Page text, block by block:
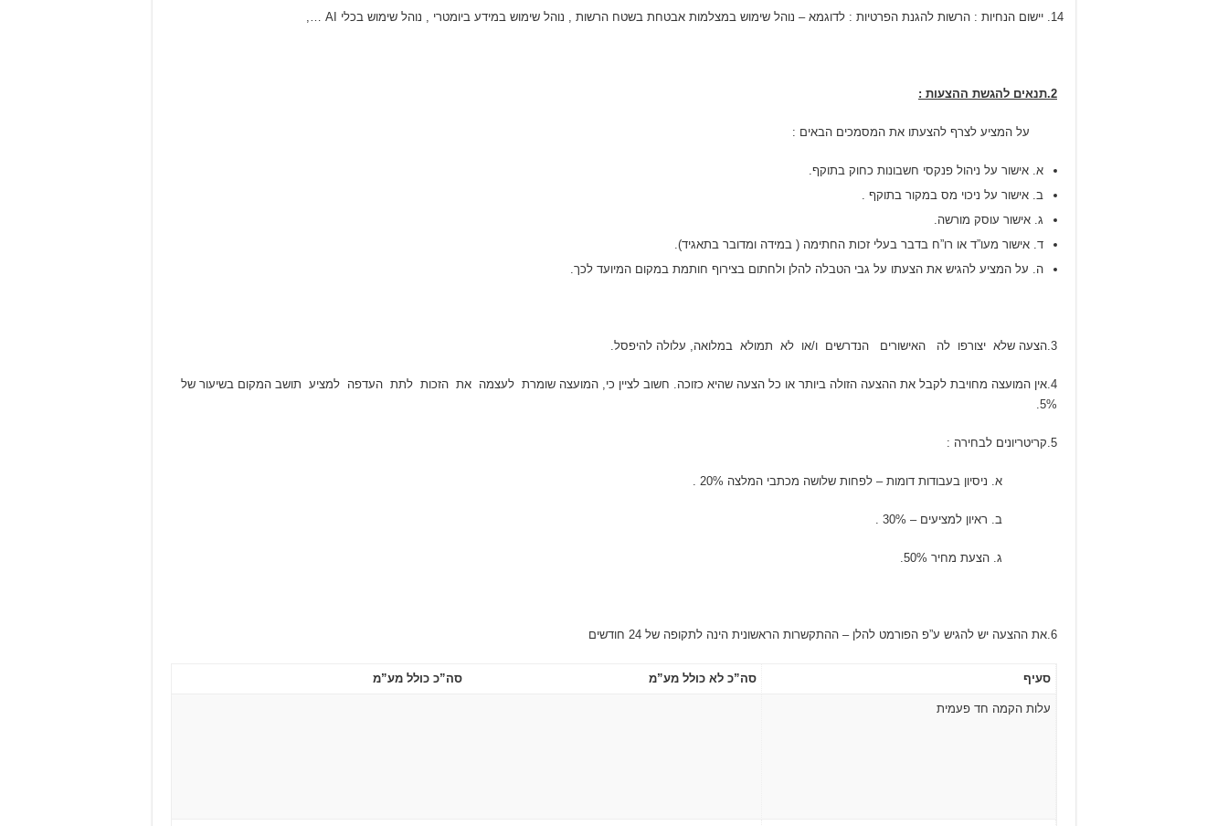
יישום הנחיות : הרשות להגנת הפרטיות : לדוגמא – נוהל שימוש במצלמות אבטחת בשטח הרשות , נוהל שימוש במידע ביומטרי , נוהל שימוש בכלי AI …,
2.תנאים להגשת ההצעות :
על המציע לצרף להצעתו את המסמכים הבאים :
א. אישור על ניהול פנקסי חשבונות כחוק בתוקף.
ב. אישור על ניכוי מס במקור בתוקף .
ג. אישור עוסק מורשה.
ד. אישור מעו”ד או רו”ח בדבר בעלי זכות החתימה ( במידה ומדובר בתאגיד).
ה. על המציע להגיש את הצעתו על גבי הטבלה להלן ולחתום בצירוף חותמת במקום המיועד לכך.
3.הצעה שלא יצורפו לה האישורים הנדרשים ו/או לא תמולא במלואה, עלולה להיפסל.
4.אין המועצה מחויבת לקבל את ההצעה הזולה ביותר או כל הצעה שהיא כזוכה. חשוב לציין כי, המועצה שומרת לעצמה את הזכות לתת העדפה למציע תושב המקום בשיעור של
5%.
5.קריטריונים לבחירה :
א. ניסיון בעבודות דומות – לפחות שלושה מכתבי המלצה 20% .
ב. ראיון למציעים – 30% .
ג. הצעת מחיר 50%.
6.את ההצעה יש להגיש ע”פ הפורמט להלן – ההתקשרות הראשונית הינה לתקופה של 24 חודשים
סעיף סה”כ לא כולל מע”מ סה”כ כולל מע”מ
עלות הקמה חד פעמית